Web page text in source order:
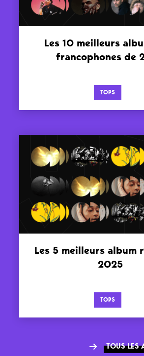
Les 10 meilleurs
francophones de
TOPS
Les 5 meilleurs album
2025
TOPS
TOUS LES